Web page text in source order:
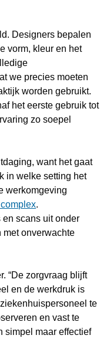
Designers bepalen
vorm, kleur en het
we precies moeten
worden gebruikt.
het eerste gebruik tot
zo soepel
want het gaat
in welke setting het
werkomgeving
.
scans uit onder
met onverwachte
“De zorgvraag blijft
en de werkdruk is
te
en vast te
simpel maar effectief